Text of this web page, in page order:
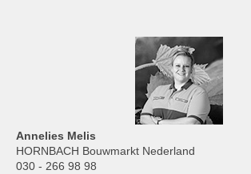
Annelies Melis
HORNBACH Bouwmarkt Nederland
030 - 266 98 98